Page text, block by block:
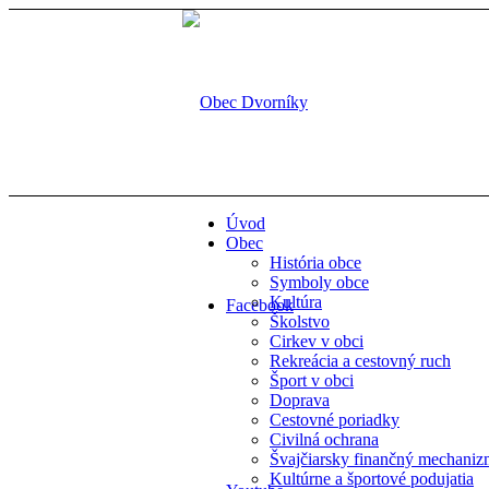
Facebook
Úvod
Obec
História obce
Symboly obce
Kultúra
Školstvo
Cirkev v obci
Rekreácia a cestovný ruch
Šport v obci
Doprava
Cestovné poriadky
Civilná ochrana
Švajčiarsky finančný
Kultúrne a športové podujatia